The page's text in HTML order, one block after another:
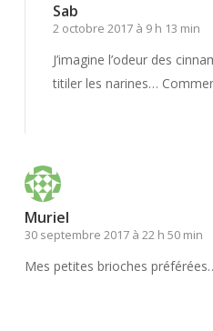
Sab
2 octobre 2017 à 9 h 13 min
J’imagine l’odeur des
titiler les narines…
Muriel
30 septembre 2017 à 22 h 50 min
Mes petites brioches